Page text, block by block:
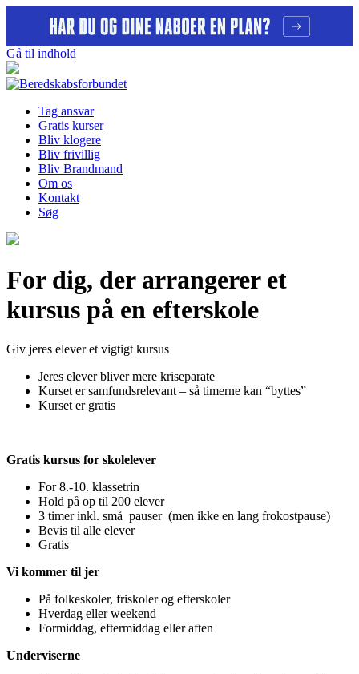
Gå til indhold
Tag ansvar
Gratis kurser
Bliv klogere
Bliv frivillig
Bliv Brandmand
Om os
Kontakt
Søg
For dig, der arrangerer et
kursus på en efterskole
Giv jeres elever et vigtigt kursus
Jeres elever bliver mere kriseparate
Kurset er samfundsrelevant – så timerne kan “byttes”
Kurset er gratis
Gratis kursus for skolelever
For 8.-10. klassetrin
Hold på op til 200 elever
3 timer inkl. små pauser (men ikke en lang frokostpause)
Bevis til alle elever
Gratis
Vi kommer til jer
På folkeskoler, friskoler og efterskoler
Hverdag eller weekend
Formiddag, eftermiddag eller aften
Underviserne